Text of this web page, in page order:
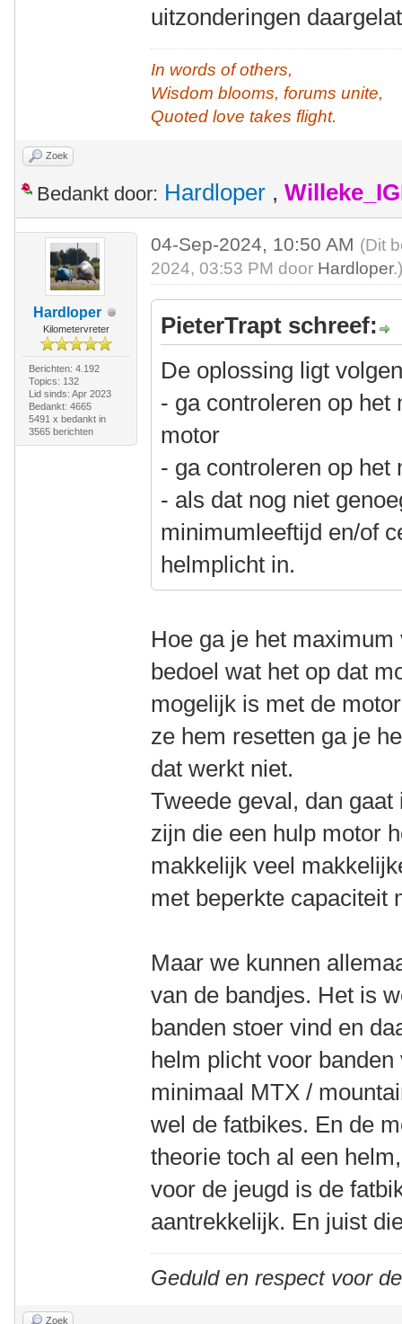
uitzonderingen
In words of others,
Wisdom blooms, forums unite,
Quoted love takes flight.
Zoek
Bedankt door: Hardloper ,
Hardloper
Kilometervreter
Berichten: 4.192
Topics: 132
Lid sinds: Apr 2023
Bedankt: 4665
5491 x bedankt in
3565 berichten
04-Sep-2024, 10:50 AM (Dit
2024, 03:53 PM door Hardloper
PieterTrapt schreef:
De oplossing ligt
- ga controleren op
motor
- ga controleren op het
- als dat nog niet
minimumleeftijd en/of
helmplicht in.
Hoe ga je het
bedoel wat het op dat
mogelijk is met de
ze hem resetten ga je
dat werkt niet.
Tweede geval, dan
zijn die een hulp motor
makkelijk veel
met beperkte capaciteit
Maar we kunnen
van de bandjes. Het is
banden stoer vind en
helm plicht voor
minimaal MTX /
wel de fatbikes. En de
theorie toch al een
voor de jeugd is de
aantrekkelijk. En juist
Geduld en respect voor
Zoek